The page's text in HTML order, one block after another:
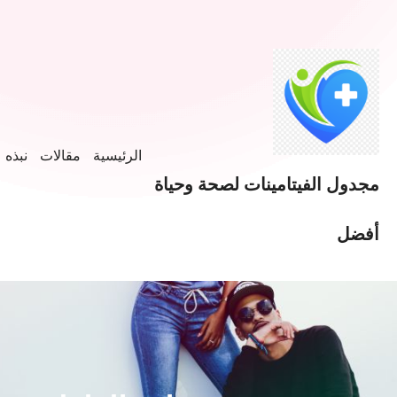
مجدول الفيتامينات لصحة وحياة
أفضل
الرئيسية مقالات نبذه